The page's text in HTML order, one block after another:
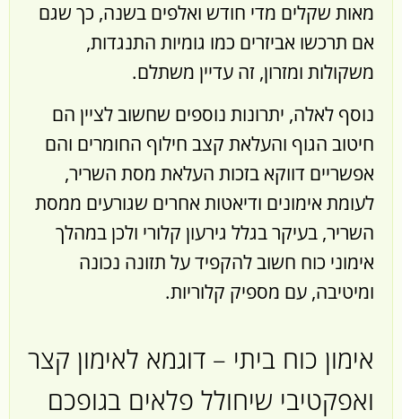
מאות שקלים מדי חודש ואלפים בשנה, כך שגם
אם תרכשו אביזרים כמו גומיות התנגדות,
משקולות ומזרון, זה עדיין משתלם.
נוסף לאלה, יתרונות נוספים שחשוב לציין הם
חיטוב הגוף והעלאת קצב חילוף החומרים והם
אפשריים דווקא בזכות העלאת מסת השריר,
לעומת אימונים ודיאטות אחרים שגורעים ממסת
השריר, בעיקר בגלל גירעון קלורי ולכן במהלך
אימוני כוח חשוב להקפיד על תזונה נכונה
ומיטיבה, עם מספיק קלוריות.
אימון כוח ביתי – דוגמא לאימון קצר
ואפקטיבי שיחולל פלאים בגופכם